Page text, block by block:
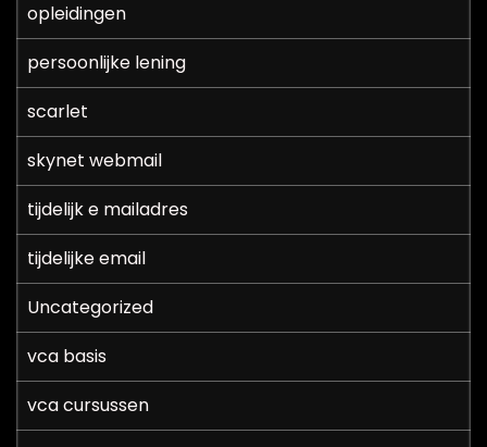
opleidingen
persoonlijke lening
scarlet
skynet webmail
tijdelijk e mailadres
tijdelijke email
Uncategorized
vca basis
vca cursussen